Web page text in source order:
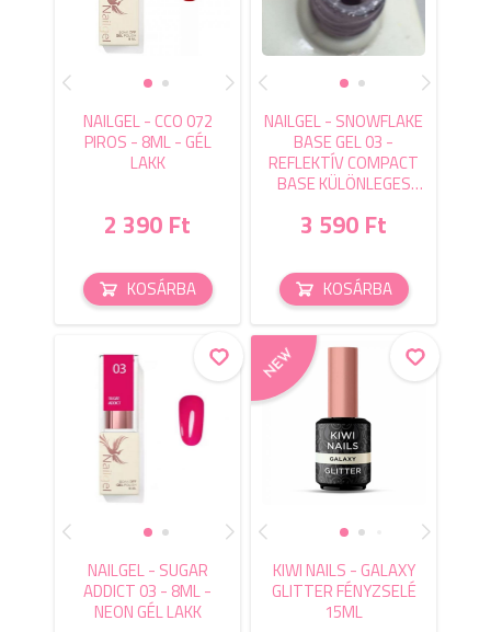
NAILGEL - CCO 072
PIROS - 8ML - GÉL
LAKK
2 390 Ft
KOSÁRBA
NAILGEL - SNOWFLAKE
BASE GEL 03 -
REFLEKTÍV COMPACT
BASE KÜLÖNLEGES
3 590 Ft
KOSÁRBA
NAILGEL - SUGAR
ADDICT 03 - 8ML -
NEON GÉL LAKK
KIWI NAILS - GALAXY
GLITTER FÉNYZSELÉ
15ML